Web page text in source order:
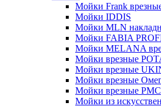
Мойки Frank
Мойки IDDIS
Мойки MLN
Мойки FABIA
Мойки MELANA
Мойки врезные
Мойки врезные
Мойки врезные
Мойки врезные РМС
Мойки из